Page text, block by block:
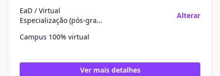
EaD / Virtual
Especialização (pós-graduação)
Alterar
Campus 100% virtual
Ver mais detalhes